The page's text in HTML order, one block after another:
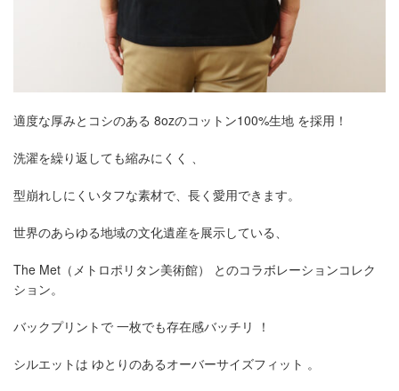
適度な厚みとコシのある 8ozのコットン100%生地 を採用！
洗濯を繰り返しても縮みにくく 、
型崩れしにくいタフな素材で、長く愛用できます。
世界のあらゆる地域の文化遺産を展示している、
The Met（メトロポリタン美術館） とのコラボレーションコレク
ション。
バックプリントで 一枚でも存在感バッチリ ！
シルエットは ゆとりのあるオーバーサイズフィット 。